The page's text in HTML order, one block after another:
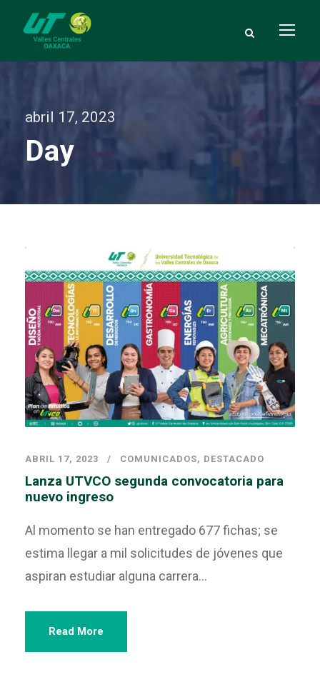
abril 17, 2023
Day
ABRIL 17, 2023 COMUNICADOS, DESTACADO
Lanza UTVCO segunda convocatoria para
nuevo ingreso
Al momento se han entregado 677 fichas; se
estima llegar a mil solicitudes de jóvenes que
aspiran estudiar alguna carrera...
Read More